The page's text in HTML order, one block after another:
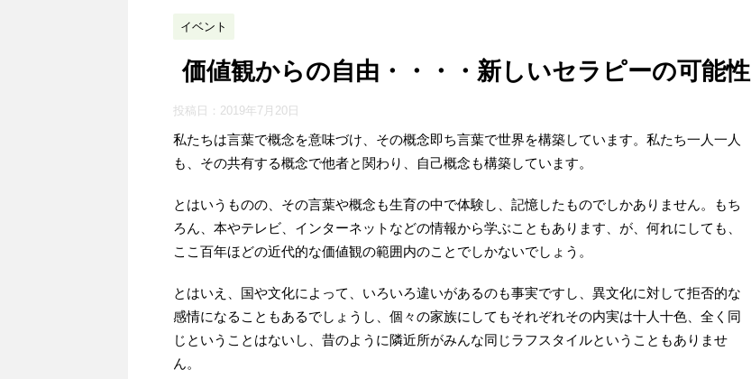
イベント
価値観からの自由・・・・新しいセラピーの可能性
投稿日： 2019年7月20日
私たちは言葉で概念を意味づけ、その概念即ち言葉で世界を構築しています。私たち一人一人
も、その共有する概念で他者と関わり、自己概念も構築しています。
とはいうものの、その言葉や概念も生育の中で体験し、記憶したものでしかありません。もち
ろん、本やテレビ、インターネットなどの情報から学ぶこともあります、が、何れにしても、
ここ百年ほどの近代的な価値観の範囲内のことでしかないでしょう。
とはいえ、国や文化によって、いろいろ違いがあるのも事実ですし、異文化に対して拒否的な
感情になることもあるでしょうし、個々の家族にしてもそれぞれその内実は十人十色、全く同
じということはないし、昔のように隣近所がみんな同じラフスタイルということもありませ
ん。